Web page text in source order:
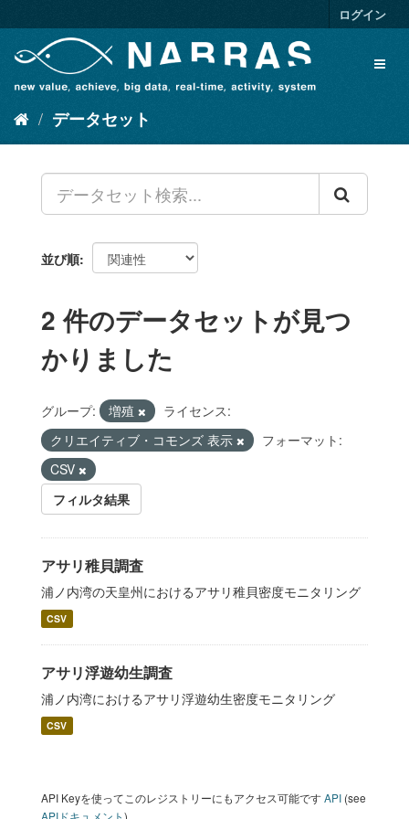
キ
ログイン
データセット
並び順
2 件のデータセットが見つ
かりました
グループ: 増殖
ライセンス:
クリエイティブ・コモンズ 表示
フォーマット:
CSV
フィルタ結果
アサリ稚貝調査
浦ノ内湾の天皇州におけるアサリ稚貝密度モニタリング
CSV
アサリ浮遊幼生調査
浦ノ内湾におけるアサリ浮遊幼生密度モニタリング
CSV
API Keyを使ってこのレジストリーにもアクセス可能ですAPI (see
APIドキュメント).